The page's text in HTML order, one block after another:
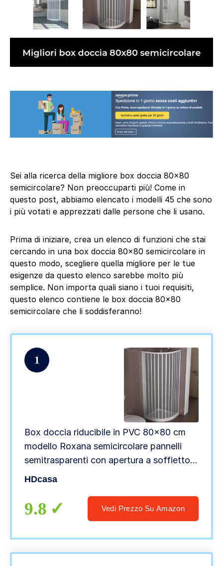
Sei alla ricerca della migliore box doccia 80×80
semicircolare? Non preoccuparti più! Come in
questo post, abbiamo elencato i modelli 45 che sono
i più votati e apprezzati dalle persone che li usano.
Prima di iniziare, crea un elenco di funzioni che stai
cercando in una box doccia 80×80 semicircolare in
questo modo, scegliere quella migliore per le tue
esigenze da questo elenco sarebbe molto più
semplice. Non importa quali siano i tuoi requisiti,
questo elenco contiene le box doccia 80×80
semicircolare che li soddisferanno!
1
Box doccia riducibile in PVC 80×80 cm
modello Roxana semicircolare pannelli
semitrasparenti con apertura a soffietto
laterale
HDcasa
9.8 Vedi Prezzo Su Amazon